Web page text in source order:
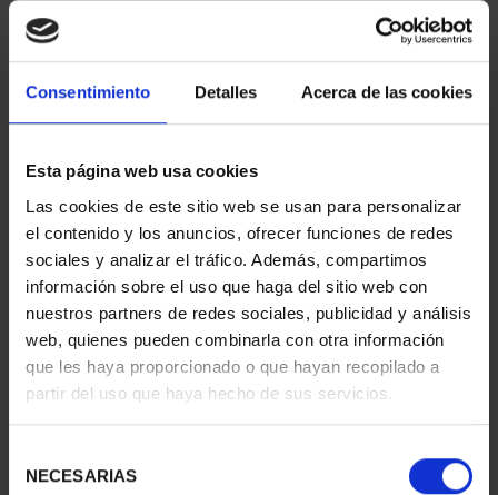
Consentimiento Detalles Acerca de las cookies
Esta página web usa cookies
Las cookies de este sitio web se usan para personalizar
el contenido y los anuncios, ofrecer funciones de redes
sociales y analizar el tráfico. Además, compartimos
información sobre el uso que haga del sitio web con
nuestros partners de redes sociales, publicidad y análisis
web, quienes pueden combinarla con otra información
que les haya proporcionado o que hayan recopilado a
partir del uso que haya hecho de sus servicios.
NECESARIAS
CIUDADES PATRIMONIO
73,00 €
CIUDADES PATRIMONIO
II - LA LAGUNA
73,00 €
73,00 €